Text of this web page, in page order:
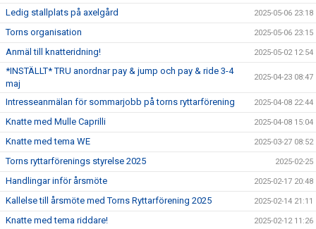
Ledig stallplats på axelgård 2025-05-06 23:18
Torns organisation 2025-05-06 23:15
Anmäl till knatteridning! 2025-05-02 12:54
*INSTÄLLT* TRU anordnar pay & jump och pay & ride 3-4
maj
2025-04-23 08:47
Intresseanmälan för sommarjobb på torns ryttarförening 2025-04-08 22:44
Knatte med Mulle Caprilli 2025-04-08 15:04
Knatte med tema WE 2025-03-27 08:52
Torns ryttarförenings styrelse 2025 2025-02-25
Handlingar inför årsmöte 2025-02-17 20:48
Kallelse till årsmöte med Torns Ryttarförening 2025 2025-02-14 21:11
Knatte med tema riddare! 2025-02-12 11:26